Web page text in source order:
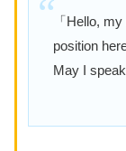
「Hello,
position
May I